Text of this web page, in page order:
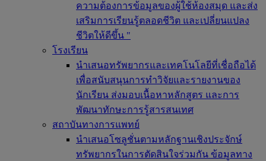
ความต้องการข้อมูลของผู้ใช้ห้องสมุด และส่ง
เสริมการเรียนรู้ตลอดชีวิต และเปลี่ยนแปลง
ชีวิตให้ดีขึ้น "
โรงเรียน
นำเสนอทรัพยากรและเทคโนโลยีที่เชื่อถือได้
เพื่อสนับสนุนการทำวิจัยและรายงานของ
นักเรียน ส่งมอบเนื้อหาหลักสูตร และการ
พัฒนาทักษะการรู้สารสนเทศ
สถาบันทางการแพทย์
นำเสนอโซลูชั่นตามหลักฐานเชิงประจักษ์
ทรัพยากรในการตัดสินใจร่วมกัน ข้อมูลทาง